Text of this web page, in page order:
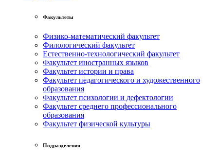
Факультеты
Физико-математический факультет
Филологический факультет
Естественно-технологический факультет
Факультет иностранных языков
Факультет истории и права
Факультет педагогического и художественного
образования
Факультет психологии и дефектологии
Факультет среднего профессионального
образования
Факультет физической культуры
Подразделения